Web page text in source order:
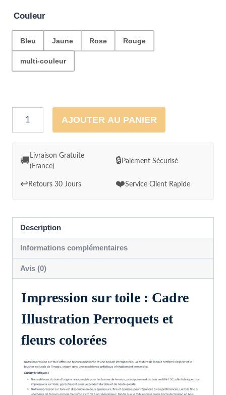
Couleur
Bleu Jaune Rose Rouge
multi-couleur
quantité
Illustration
Perroquets
AJOUTER AU PANIER
🚚
Livraison Gratuite
(France)
🔒Paiement Sécurisé
↩️ Retours 30 Jours ❤️Service Client Rapide
Description
Informations complémentaires
Avis (0)
Impression sur toile : Cadre
Illustration Perroquets et
fleurs colorées